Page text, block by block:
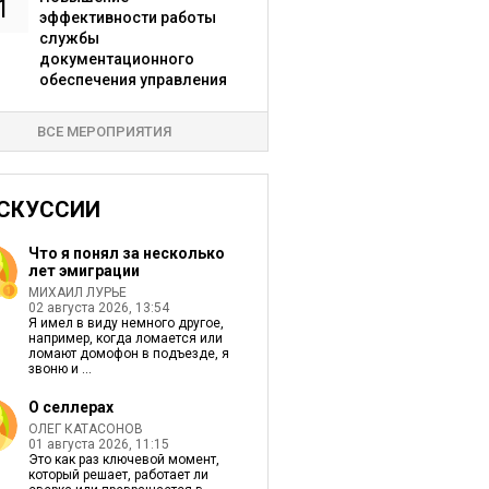
эффективности работы
службы
документационного
обеспечения управления
ВСЕ МЕРОПРИЯТИЯ
Что я понял за несколько
лет эмиграции
МИХАИЛ ЛУРЬЕ
02 августа 2026, 13:54
Я имел в виду немного другое,
например, когда ломается или
ломают домофон в подъезде, я
звоню и ...
О селлерах
ОЛЕГ КАТАСОНОВ
01 августа 2026, 11:15
Это как раз ключевой момент,
который решает, работает ли